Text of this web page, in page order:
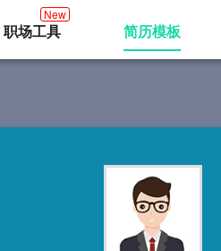
场工具
New
简历模板